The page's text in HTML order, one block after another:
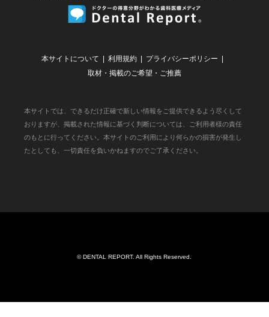
本サイトについて 利用規約
プライバシーポリシー
取材・掲載のご希望・ご推薦
本サイトでは、できるだけ正確で新しい情報をご提供できるよう尽くして
おりますが、掲載された情報に基づく判断については、ご利用者様の責任
のもとに行ってください。本サイトのご利用により何らかの損害が発生し
たとしても、一切責任を負いかねますのでご了承ください。
© DENTAL REPORT. All Rights Reserved.